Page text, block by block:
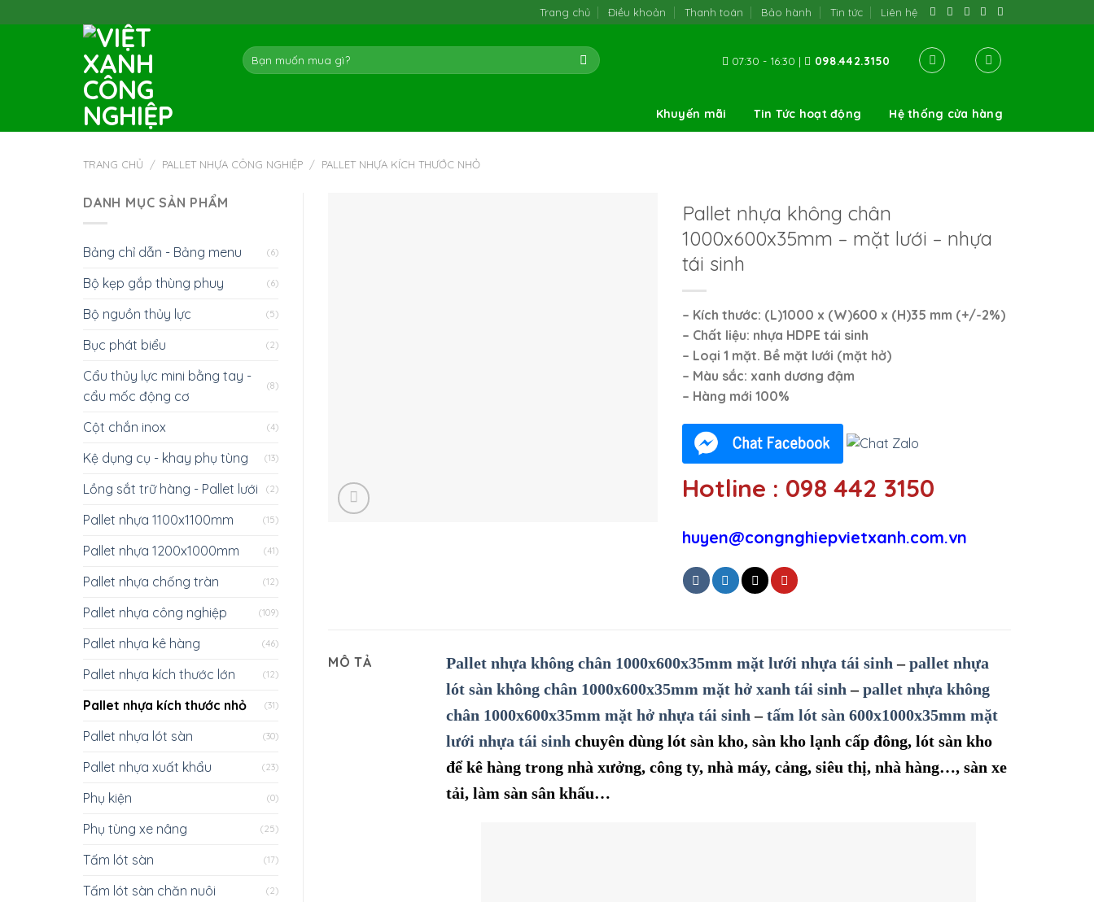
to
Trang chủ Điều khoản Thanh toán Bảo hành Tin tức Liên hệ
Tìm
kiếm:
07:30 - 16:30 | 098.442.3150
Khuyến mãi Tin Tức hoạt động Hệ thống cửa hàng
TRANG CHỦ / PALLET NHỰA CÔNG NGHIỆP / PALLET NHỰA KÍCH THƯỚC NHỎ
DANH MỤC SẢN PHẨM
Bảng chỉ dẫn - Bảng menu (6)
Bộ kẹp gắp thùng phuy (6)
Bộ nguồn thủy lực (5)
Bục phát biểu (2)
Cẩu thủy lực mini bằng tay -
cẩu mốc động cơ
(8)
Cột chắn inox (4)
Kệ dụng cụ - khay phụ tùng (13)
Lồng sắt trữ hàng - Pallet lưới (2)
Pallet nhựa 1100x1100mm (15)
Pallet nhựa 1200x1000mm (41)
Pallet nhựa chống tràn (12)
Pallet nhựa công nghiệp (109)
Pallet nhựa kê hàng (46)
Pallet nhựa kích thước lớn (12)
Pallet nhựa kích thước nhỏ (31)
Pallet nhựa lót sàn (30)
Pallet nhựa xuất khẩu (23)
Phụ kiện (0)
Phụ tùng xe nâng (25)
Tấm lót sàn (17)
Tấm lót sàn chăn nuôi (2)
Pallet nhựa không chân
1000x600x35mm – mặt lưới – nhựa
tái sinh
– Kích thước: (L)1000 x (W)600 x (H)35 mm (+/-2%)
– Chất liệu: nhựa HDPE tái sinh
– Loại 1 mặt. Bề mặt lưới (mặt hở)
– Màu sắc: xanh dương đậm
– Hàng mới 100%
Hotline : 098 442 3150
huyen@congnghiepvietxanh.com.vn
MÔ TẢ Pallet nhựa không chân 1000x600x35mm mặt lưới nhựa tái sinh –pallet nhựa
lót sàn không chân 1000x600x35mm mặt hở xanh tái sinh –pallet nhựa không
chân 1000x600x35mm mặt hở nhựa tái sinh –tấm lót sàn 600x1000x35mm mặt
lưới nhựa tái sinh chuyên dùng lót sàn kho, sàn kho lạnh cấp đông, lót sàn kho
để kê hàng trong nhà xưởng, công ty, nhà máy, cảng, siêu thị, nhà hàng…, sàn xe
tải, làm sàn sân khấu…